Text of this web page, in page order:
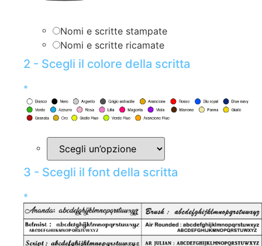
Nomi e scritte stampate
Nomi e scritte ricamate
2 - Scegli il colore della scritta
*
3 - Scegli il font della scritta
*